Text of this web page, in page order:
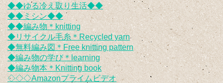
◆◆ゆる冷え取り生活◆◆
◆◆ミシン◆◆
◆◆編み物＊knitting
◆リサイクル毛糸＊Recycled yarn
◆無料編み図＊Free knitting pattern
◆編み物の学び＊learning
◆編み物本＊Knitting book
◇◇◇Amazonプライムビデオ